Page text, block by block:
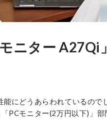
ニター A27Qi
にどうあらわれているので
PCモニター(2万円以下)」部